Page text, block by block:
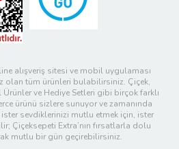
alışveriş sitesi ve mobil uygulaması
olan tüm ürünleri bulabilirsiniz. Çiçek,
ve Hediye Setleri gibi birçok farklı
ürünü sizlere sunuyor ve zamanında
ister sevdiklerinizi mutlu etmek için, ister
Çiçeksepeti Extra’nın fırsatlarla dolu
mutlu bir gün geçirebilirsiniz.